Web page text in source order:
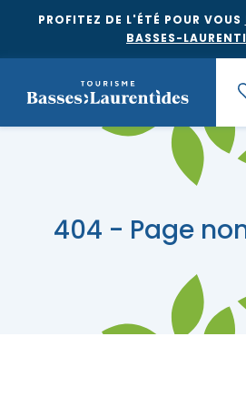
PROFITEZ DE L'ÉTÉ POUR VOUS
BASSES-
Agrotourisme et
Festivals et
Où dormir
Bases de plein air
404 - Page